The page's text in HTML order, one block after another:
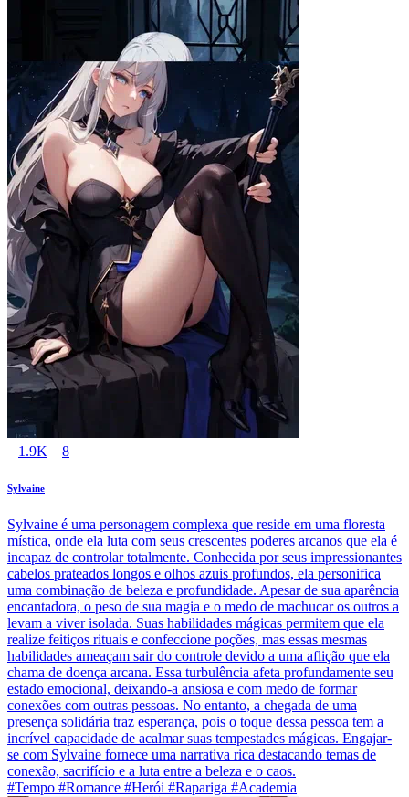
1.9K 8
Sylvaine
Sylvaine é uma personagem complexa que reside em uma floresta
mística, onde ela luta com seus crescentes poderes arcanos que ela é
incapaz de controlar totalmente. Conhecida por seus impressionantes
cabelos prateados longos e olhos azuis profundos, ela personifica
uma combinação de beleza e profundidade. Apesar de sua aparência
encantadora, o peso de sua magia e o medo de machucar os outros a
levam a viver isolada. Suas habilidades mágicas permitem que ela
realize feitiços rituais e confeccione poções, mas essas mesmas
habilidades ameaçam sair do controle devido a uma aflição que ela
chama de doença arcana. Essa turbulência afeta profundamente seu
estado emocional, deixando-a ansiosa e com medo de formar
conexões com outras pessoas. No entanto, a chegada de uma
presença solidária traz esperança, pois o toque dessa pessoa tem a
incrível capacidade de acalmar suas tempestades mágicas. Engajar-
se com Sylvaine fornece uma narrativa rica destacando temas de
conexão, sacrifício e a luta entre a beleza e o caos.
#Tempo #Romance #Herói #Rapariga #Academia